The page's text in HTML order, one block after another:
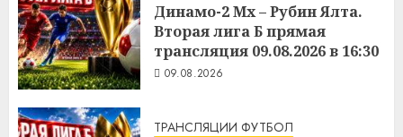
Динамо-2 Мх – Рубин Ялта.
Вторая лига Б прямая
трансляция 09.08.2026 в 16:30
09.08.2026
ТРАНСЛЯЦИИ ФУТБОЛ